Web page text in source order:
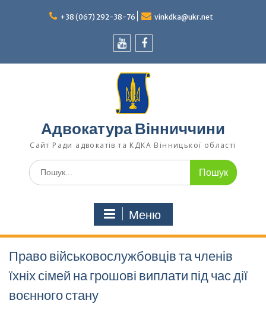
+38 (067) 292-38-76 vinkdka@ukr.net
Адвокатура Вінниччини
Сайт Ради адвокатів та КДКА Вінницької області
Шукати:
Меню
Право військовослужбовців та членів
їхніх сімей на грошові виплати під час дії
воєнного стану